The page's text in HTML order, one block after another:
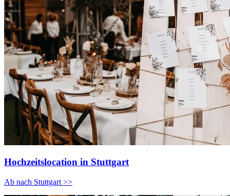
Hochzeitslocation in Stuttgart
Ab nach Stuttgart >>